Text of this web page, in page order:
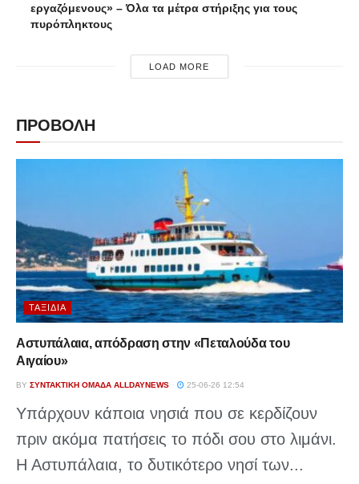
εργαζόμενους» – Όλα τα μέτρα στήριξης για τους
πυρόπληκτους
LOAD MORE
ΠΡΟΒΟΛΗ
ΤΑΞΊΔΙΑ
Αστυπάλαια, απόδραση στην «Πεταλούδα του
Αιγαίου»
BY ΣΥΝΤΑΚΤΙΚΉ ΟΜΆΔΑ ALLDAYNEWS 25-06-26 12:54
Υπάρχουν κάποια νησιά που σε κερδίζουν
πριν ακόμα πατήσεις το πόδι σου στο λιμάνι.
Η Αστυπάλαια, το δυτικότερο νησί των...